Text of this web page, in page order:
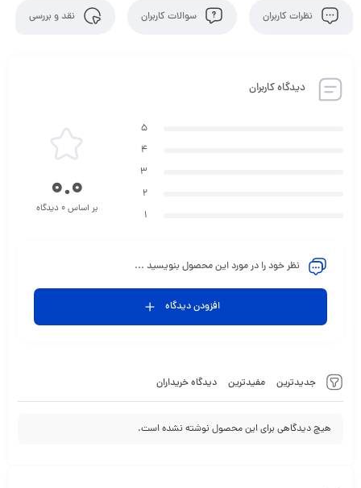
نظرات کاربران سوالات کاربران نقد و بررسی
دیدگاه کاربران
جدیدترین مفیدترین دیدگاه خریداران
هیچ دیدگاهی برای این محصول نوشته نشده است.
5
4
3
2
1
0.0
بر اساس 0 دیدگاه
نظر خود را در مورد این محصول بنویسید ...
افزودن دیدگاه